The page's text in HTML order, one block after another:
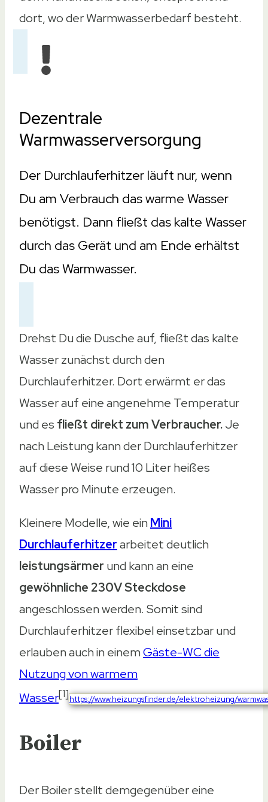
dort, wo der Warmwasserbedarf besteht.
Dezentrale
Warmwasserversorgung
Der Durchlauferhitzer läuft nur, wenn
Du am Verbrauch das warme Wasser
benötigst. Dann fließt das kalte Wasser
durch das Gerät und am Ende erhältst
Du das Warmwasser.
Drehst Du die Dusche auf, fließt das kalte
Wasser zunächst durch den
Durchlauferhitzer. Dort erwärmt er das
Wasser auf eine angenehme Temperatur
und es fließt direkt zum Verbraucher.Je
nach Leistung kann der Durchlauferhitzer
auf diese Weise rund 10 Liter heißes
Wasser pro Minute erzeugen.
Kleinere Modelle, wie einMini
Durchlauferhitzerarbeitet deutlich
leistungsärmer und kann an eine
gewöhnliche 230V Steckdose
angeschlossen werden. Somit sind
Durchlauferhitzer flexibel einsetzbar und
erlauben auch in einemGäste-WC die
Nutzung von warmem
Wasser[1]https://www.heizungsfinder.de/elektroheizung/
Boiler
Der Boiler stellt demgegenüber eine